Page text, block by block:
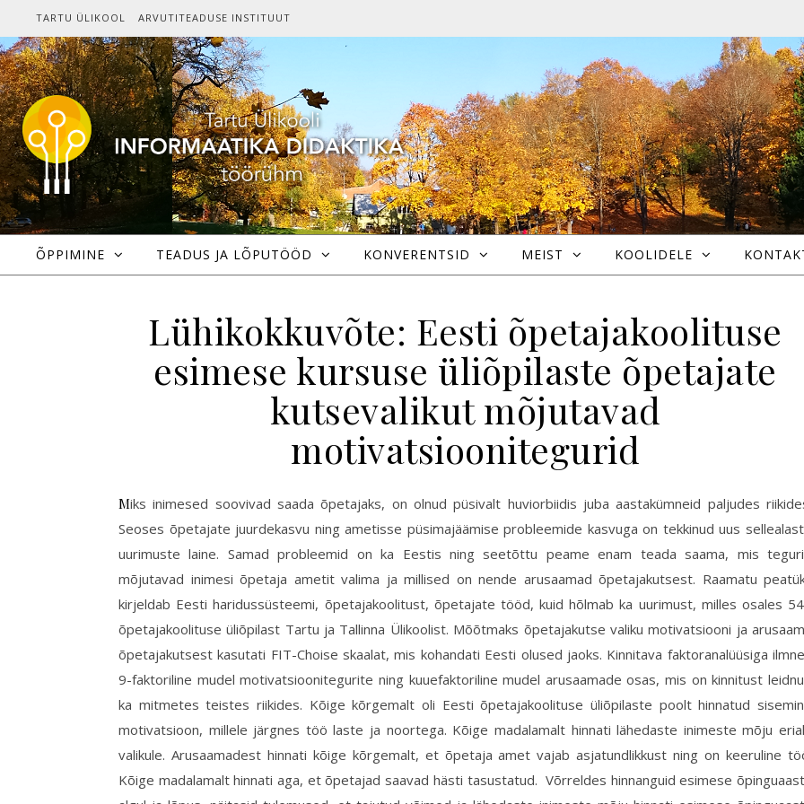
Skip to content
TARTU ÜLIKOOL ARVUTITEADUSE INSTITUUT
ÕPPIMINE TEADUS JA LÕPUTÖÖD KONVERENTSID MEIST KOOLIDELE
Lühikokkuvõte: Eesti õpetajakoolituse
esimese kursuse üliõpilaste õpetajate
kutsevalikut mõjutavad
motivatsioonitegurid
Miks inimesed soovivad saada õpetajaks, on olnud püsivalt huviorbiidis juba aastakümneid paljudes riikides.
Seoses õpetajate juurdekasvu ning ametisse püsimajäämise probleemide kasvuga on tekkinud uus
uurimuste laine. Samad probleemid on ka Eestis ning seetõttu peame enam teada saama, mis
mõjutavad inimesi õpetaja ametit valima ja millised on nende arusaamad õpetajakutsest. Raamatu
kirjeldab Eesti haridussüsteemi, õpetajakoolitust, õpetajate tööd, kuid hõlmab ka uurimust, milles osales
õpetajakoolituse üliõpilast Tartu ja Tallinna Ülikoolist. Mõõtmaks õpetajakutse valiku motivatsiooni ja
õpetajakutsest kasutati FIT-Choise skaalat, mis kohandati Eesti olused jaoks. Kinnitava faktoranalüüsiga
9-faktoriline mudel motivatsioonitegurite ning kuuefaktoriline mudel arusaamade osas, mis on kinnitust
ka mitmetes teistes riikides. Kõige kõrgemalt oli Eesti õpetajakoolituse üliõpilaste poolt hinnatud
motivatsioon, millele järgnes töö laste ja noortega. Kõige madalamalt hinnati lähedaste inimeste mõju
valikule. Arusaamadest hinnati kõige kõrgemalt, et õpetaja amet vajab asjatundlikkust ning on keeruline
Kõige madalamalt hinnati aga, et õpetajad saavad hästi tasustatud. Võrreldes hinnanguid esimese